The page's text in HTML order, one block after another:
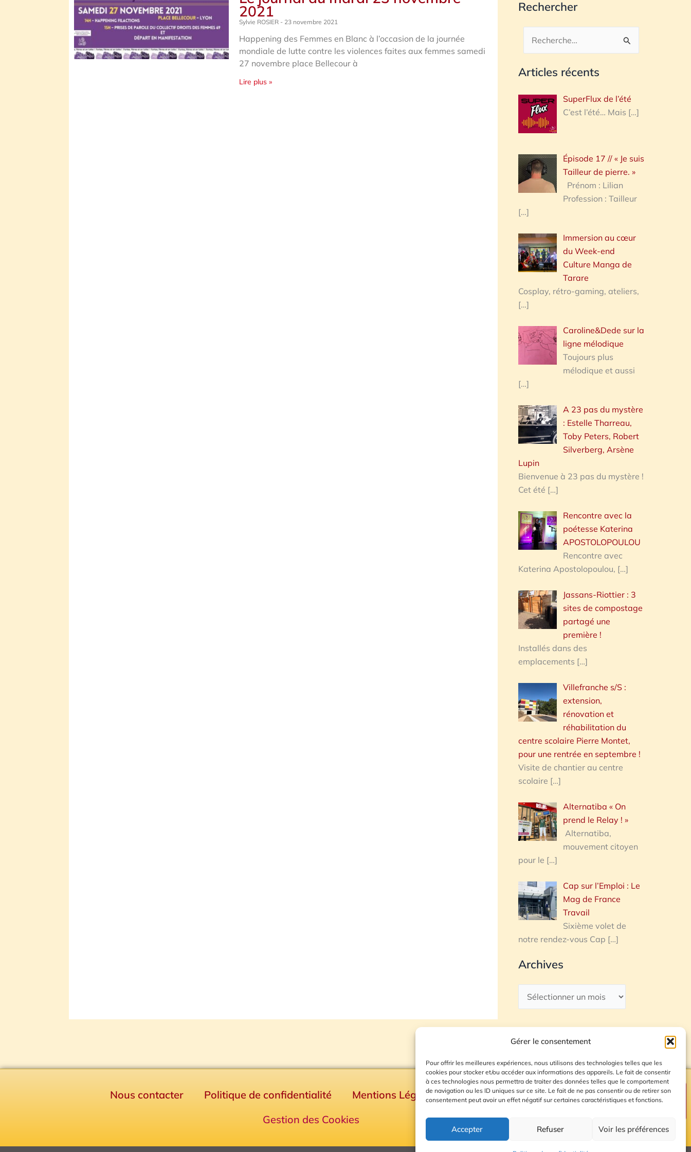
Gérer le consentement
Pour offrir les meilleures expériences, nous utilisons des technologies telles que les
cookies pour stocker et/ou accéder aux informations des appareils. Le fait de consentir
à ces technologies nous permettra de traiter des données telles que le comportement
de navigation ou les ID uniques sur ce site. Le fait de ne pas consentir ou de retirer son
consentement peut avoir un effet négatif sur certaines caractéristiques et fonctions.
Accepter Refuser Voir les préférences
2021
Sylvie ROSIER 23 novembre 2021
Happening des Femmes en Blanc à l’occasion de la journée
mondiale de lutte contre les violences faites aux femmes samedi
27 novembre place Bellecour à
Lire plus »
Rechercher
Rechercher :
Articles récents
SuperFlux de l’été
C’est l’été… Mais […]
Épisode 17 // « Je suis
Tailleur de pierre. »
Prénom : Lilian
Profession : Tailleur
[…]
Immersion au cœur
du Week-end
Culture Manga de
Tarare
Cosplay, rétro-gaming, ateliers,
[…]
Caroline&Dede sur la
ligne mélodique
Toujours plus
mélodique et aussi
[…]
A 23 pas du mystère
: Estelle Tharreau,
Toby Peters, Robert
Silverberg, Arsène
Lupin
Bienvenue à 23 pas du mystère !
Cet été […]
Rencontre avec la
poétesse Katerina
APOSTOLOPOULOU
Rencontre avec
Katerina Apostolopoulou, […]
Jassans-Riottier : 3
sites de compostage
partagé une
première !
Installés dans des
emplacements […]
Villefranche s/S :
extension,
rénovation et
réhabilitation du
centre scolaire Pierre Montet,
pour une rentrée en septembre !
Visite de chantier au centre
scolaire […]
Alternatiba « On
prend le Relay ! »
Alternatiba,
mouvement citoyen
pour le […]
Cap sur l’Emploi : Le
Mag de France
Travail
Sixième volet de
notre rendez-vous Cap […]
Archives
Nous contacter Politique de confidentialité Mentions Légales
Plan du site
Gestion des Cookies